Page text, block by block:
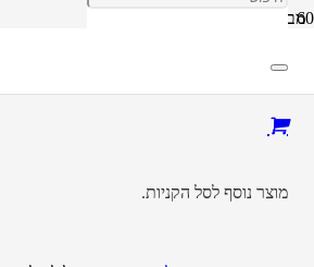
מוצר נוסף לסל הקניות.
מבצע!